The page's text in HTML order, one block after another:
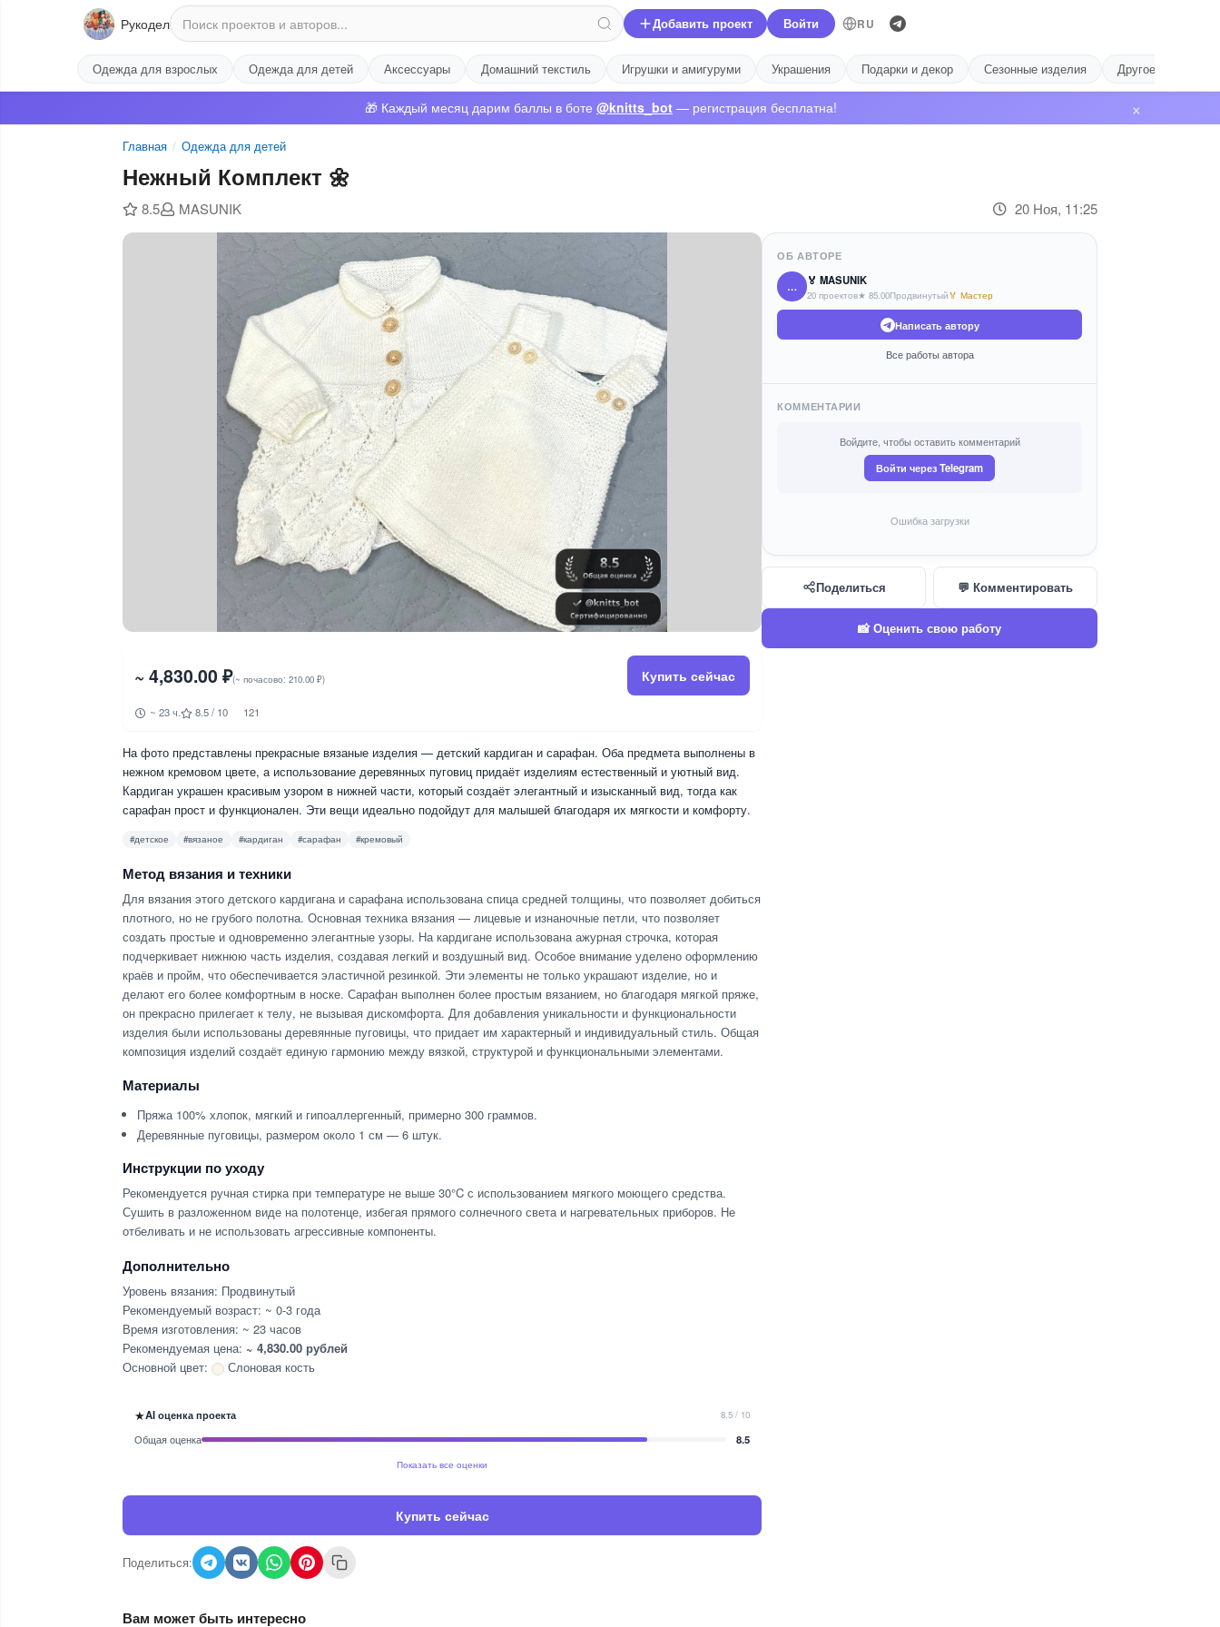
Рукодел Добавить проект Войти RU
Одежда для взрослых Одежда для детей Аксессуары Домашний текстиль Игрушки и амигуруми Украшения Подарки и декор Сезонные изделия Другое
🎁 Каждый месяц дарим баллы в боте @knitts_bot — регистрация бесплатна! ×
Главная / Одежда для детей
Нежный Комплект 🌼
8.5 MASUNIK 20 Ноя, 11:25
~ 4,830.00 ₽(~ почасово: 210.00 ₽) Купить сейчас
~ 23 ч. 8.5 / 10 121
На фото представлены прекрасные вязаные изделия — детский кардиган и сарафан. Оба предмета выполнены в
нежном кремовом цвете, а использование деревянных пуговиц придаёт изделиям естественный и уютный вид.
Кардиган украшен красивым узором в нижней части, который создаёт элегантный и изысканный вид, тогда как
сарафан прост и функционален. Эти вещи идеально подойдут для малышей благодаря их мягкости и комфорту.
#детское #вязаное #кардиган #сарафан #кремовый
Метод вязания и техники
Для вязания этого детского кардигана и сарафана использована спица средней толщины, что позволяет добиться
плотного, но не грубого полотна. Основная техника вязания — лицевые и изнаночные петли, что позволяет
создать простые и одновременно элегантные узоры. На кардигане использована ажурная строчка, которая
подчеркивает нижнюю часть изделия, создавая легкий и воздушный вид. Особое внимание уделено оформлению
краёв и пройм, что обеспечивается эластичной резинкой. Эти элементы не только украшают изделие, но и
делают его более комфортным в носке. Сарафан выполнен более простым вязанием, но благодаря мягкой пряже,
он прекрасно прилегает к телу, не вызывая дискомфорта. Для добавления уникальности и функциональности
изделия были использованы деревянные пуговицы, что придает им характерный и индивидуальный стиль. Общая
композиция изделий создаёт единую гармонию между вязкой, структурой и функциональными элементами.
Материалы
Пряжа 100% хлопок, мягкий и гипоаллергенный, примерно 300 граммов.
Деревянные пуговицы, размером около 1 см — 6 штук.
Инструкции по уходу
Рекомендуется ручная стирка при температуре не выше 30°C с использованием мягкого моющего средства.
Сушить в разложенном виде на полотенце, избегая прямого солнечного света и нагревательных приборов. Не
отбеливать и не использовать агрессивные компоненты.
Дополнительно
Уровень вязания: Продвинутый
Рекомендуемый возраст: ~ 0-3 года
Время изготовления: ~ 23 часов
Рекомендуемая цена: ~ 4,830.00 рублей
Основной цвет:
Слоновая кость
★AI оценка проекта 8.5 / 10
Общая оценка 8.5
Показать все оценки
Купить сейчас
Поделиться:
Вам может быть интересно
ОБ АВТОРЕ
… 🏅 MASUNIK
20 проектов★ 85.00Продвинутый🏅 Мастер
Написать автору
Все работы автора
КОММЕНТАРИИ
Войдите, чтобы оставить комментарий
Войти через Telegram
Ошибка загрузки
Поделиться 💬 Комментировать
📸 Оценить свою работу